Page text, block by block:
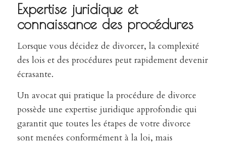
Expertise juridique et
connaissance des procédures
Lorsque vous décidez de divorcer, la complexité
des lois et des procédures peut rapidement devenir
écrasante.
Un avocat qui pratique la procédure de divorce
possède une expertise juridique approfondie qui
garantit que toutes les étapes de votre divorce
sont menées conformément à la loi, mais